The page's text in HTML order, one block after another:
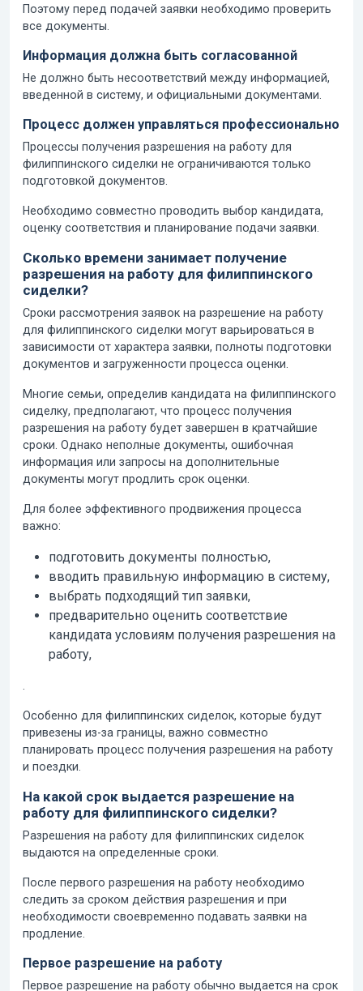
Поэтому перед подачей заявки необходимо проверить
все документы.
Информация должна быть согласованной
Не должно быть несоответствий между информацией,
введенной в систему, и официальными документами.
Процесс должен управляться профессионально
Процессы получения разрешения на работу для
филиппинского сиделки не ограничиваются только
подготовкой документов.
Необходимо совместно проводить выбор кандидата,
оценку соответствия и планирование подачи заявки.
Сколько времени занимает получение
разрешения на работу для филиппинского
сиделки?
Сроки рассмотрения заявок на разрешение на работу
для филиппинского сиделки могут варьироваться в
зависимости от характера заявки, полноты подготовки
документов и загруженности процесса оценки.
Многие семьи, определив кандидата на филиппинского
сиделку, предполагают, что процесс получения
разрешения на работу будет завершен в кратчайшие
сроки. Однако неполные документы, ошибочная
информация или запросы на дополнительные
документы могут продлить срок оценки.
Для более эффективного продвижения процесса
важно:
подготовить документы полностью,
вводить правильную информацию в систему,
выбрать подходящий тип заявки,
предварительно оценить соответствие
кандидата условиям получения разрешения на
работу,
Особенно для филиппинских сиделок, которые будут
привезены из-за границы, важно совместно
планировать процесс получения разрешения на работу
и поездки.
На какой срок выдается разрешение на
работу для филиппинского сиделки?
Разрешения на работу для филиппинских сиделок
выдаются на определенные сроки.
После первого разрешения на работу необходимо
следить за сроком действия разрешения и при
необходимости своевременно подавать заявки на
продление.
Первое разрешение на работу
Первое разрешение на работу обычно выдается на срок